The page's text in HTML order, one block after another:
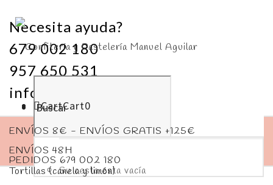
CartCart0
Su cesta esta vacía
Necesita ayuda?
679 002 180
957 650 531
info@pasteleriamanuelaguilar.com
ENVÍOS 8€ - ENVÍOS GRATIS +125€
ENVÍOS 48H
PEDIDOS 679 002 180
Tortillas (canela y limón)